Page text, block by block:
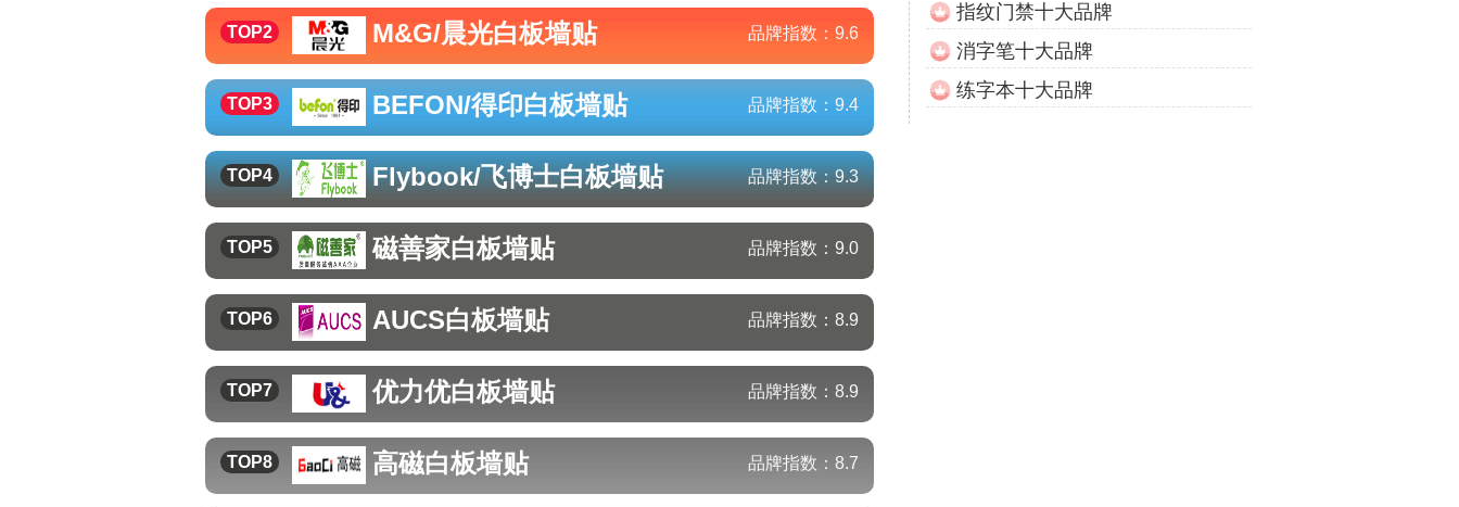
TOP2 M&G/晨光白板墙贴 品牌指数： 9.6
TOP3 BEFON/得印白板墙贴 品牌指数： 9.4
TOP4 Flybook/飞博士白板墙贴 品牌指数：9.3
TOP5 磁善家白板墙贴 品牌指数： 9.0
TOP6 AUCS白板墙贴 品牌指数： 8.9
TOP7 优力优白板墙贴 品牌指数： 8.9
TOP8 高磁白板墙贴 品牌指数： 8.7
指纹门禁十大品牌
消字笔十大品牌
练字本十大品牌